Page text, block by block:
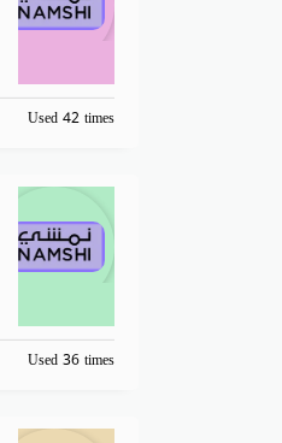
Used 42 times
Used 36 times